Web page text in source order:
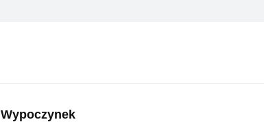
Wypoczynek